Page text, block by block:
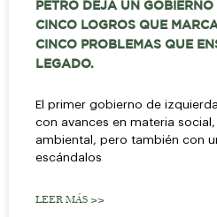
PETRO DEJA UN
CINCO LOGROS QUE
CINCO PROBLEMAS QUE
LEGADO.
El primer gobierno de
con avances en materia
ambiental, pero también con
escándalos
LEER MÁS >>